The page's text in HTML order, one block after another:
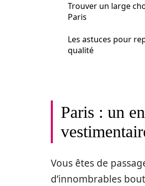
Trouver un large
Paris
Les astuces pour
qualité
Paris : un
Vous êtes de
d’innombrables